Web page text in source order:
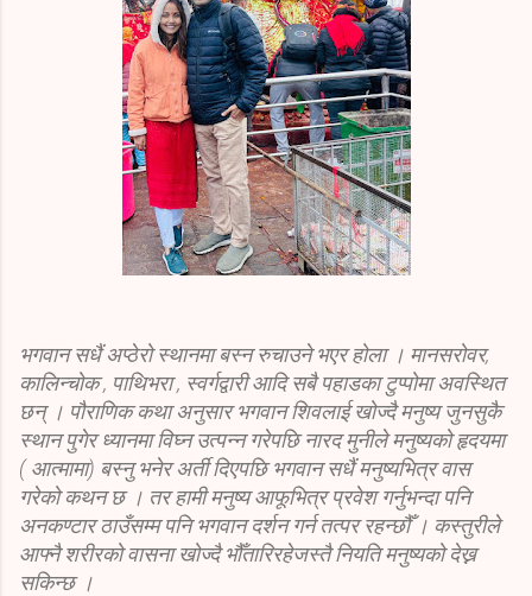
भगवान सधैं अप्ठेरो स्थानमा बस्न रुचाउने भएर होला । मानसरोवर,
कालिन्चोक , पाथिभरा , स्वर्गद्वारी आदि सबै पहाडका टुप्पोमा अवस्थित
छन् । पौराणिक कथा अनुसार भगवान शिवलाई खोज्दै मनुष्य जुनसुकै
स्थान पुगेर ध्यानमा विघ्न उत्पन्न गरेपछि नारद मुनीले मनुष्यको हृदयमा
( आत्मामा) बस्नु भनेर अर्ती दिएपछि भगवान सधैं मनुष्यभित्र वास
गरेको कथन छ । तर हामी मनुष्य आफूभित्र प्रवेश गर्नुभन्दा पनि
अनकण्टार ठाउँसम्म पनि भगवान दर्शन गर्न तत्पर रहन्छौँ । कस्तुरीले
आफ्नै शरीरको वासना खोज्दै भौँतारिरहेजस्तै नियति मनुष्यको देख्न
सकिन्छ ।